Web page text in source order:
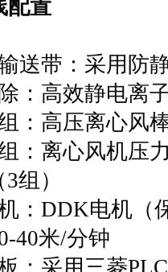
配置
送带：采用防
：高效静电离
：高压离心风
：离心风机压
组）
：DDK电机（
40米/分钟
：采用三菱